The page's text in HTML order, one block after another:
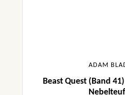
ADAM
Beast Quest (Band